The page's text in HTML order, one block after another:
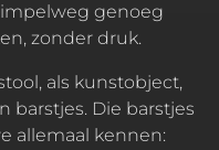
genoeg
zonder druk.
als kunstobject,
barstjes. Die barstjes
allemaal kennen: